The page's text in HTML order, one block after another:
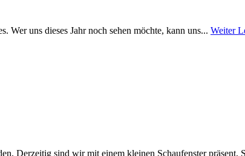
Wer uns dieses Jahr noch sehen möchte, kann uns... Weiter
Derzeitig sind wir mit einem kleinen Schaufenster präsent.